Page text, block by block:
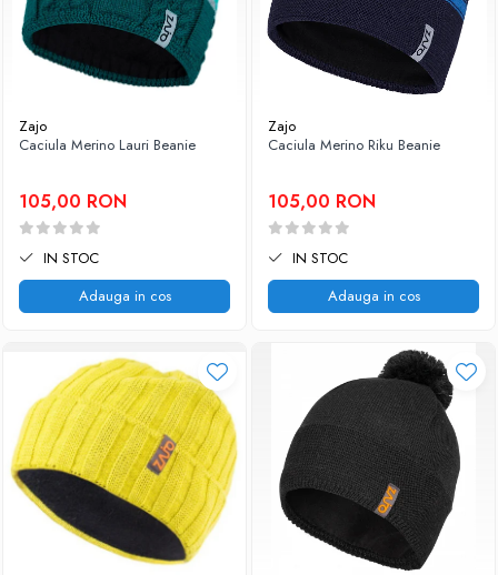
Zajo
Caciula Merino Lauri Beanie
105,00 RON
IN STOC
Adauga in cos
Zajo
Caciula Merino Riku Beanie
105,00 RON
IN STOC
Adauga in cos